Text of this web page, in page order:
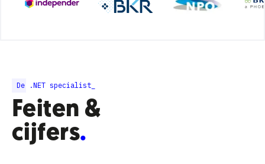
De .NET specialist_
Feiten &
cijfers